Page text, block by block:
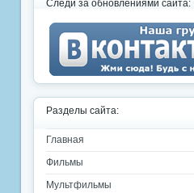
Следи за обновлениями сайта:
Разделы сайта:
Главная
Фильмы
Мультфильмы